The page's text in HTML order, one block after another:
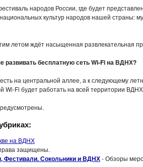
народов России, где будет
культур народов нашей страны:
летом ждёт насыщенная развлекательная
бесплатную сеть Wi-Fi на ВДНХ?
на центральной аллее, а к следующему
Wi-Fi будет работать на всей территории
на ВДНХ
защищены.
Фестивали. Сокольники и ВДНХ- Обзоры